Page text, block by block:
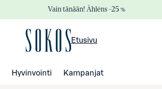
Vain tänään! Åhléns –25 %
Etusivu
Hyvinvointi Kampanjat